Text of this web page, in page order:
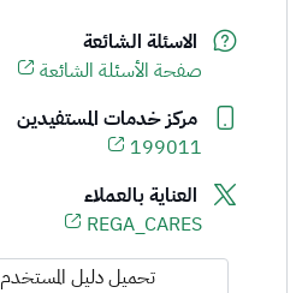
الاسئلة الشائعة
صفحة الأسئلة الشائعة
مركز خدمات المستفيدين
199011
العناية بالعملاء
REGA_CARES
تحميل دليل المستخدم